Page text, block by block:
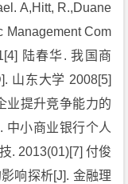
A,Hitt, R.,Duane
Management Com
陆春华. 我国商
山东大学 2008[5]
业提升竞争能力的
中小商业银行个人
. 2013(01)[7] 付俊
响探析[J]. 金融理